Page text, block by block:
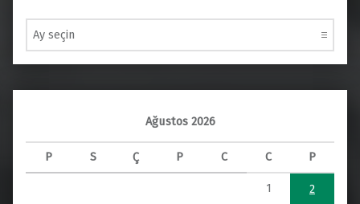
Arşivler
Ağustos 2026
P S Ç P C C P
1 2